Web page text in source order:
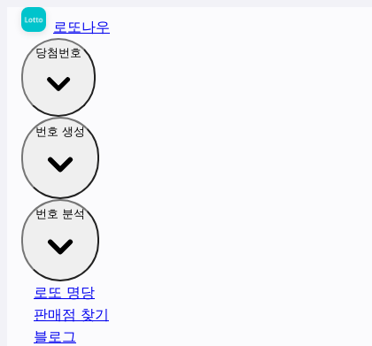
로또나우
당첨번호
번호 생성
번호 분석
로또 명당
판매점 찾기
블로그